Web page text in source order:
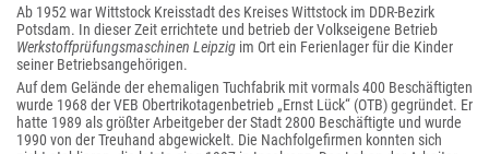
Ab 1952 war Wittstock Kreisstadt des Kreises Wittstock im DDR-Bezirk
Potsdam. In dieser Zeit errichtete und betrieb der Volkseigene Betrieb
Werkstoffprüfungsmaschinen Leipzig im Ort ein Ferienlager für die Kinder
seiner Betriebsangehörigen.
Auf dem Gelände der ehemaligen Tuchfabrik mit vormals 400 Beschäftigten
wurde 1968 der VEB Obertrikotagenbetrieb „Ernst Lück“ (OTB) gegründet. Er
hatte 1989 als größter Arbeitgeber der Stadt 2800 Beschäftigte und wurde
1990 von der Treuhand abgewickelt. Die Nachfolgefirmen konnten sich